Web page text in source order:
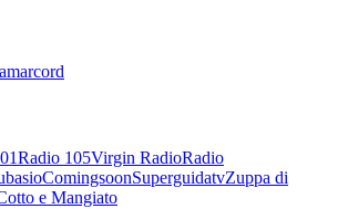
Radio 105Virgin RadioRadio
ComingsoonSuperguidatvZuppa di
e Mangiato